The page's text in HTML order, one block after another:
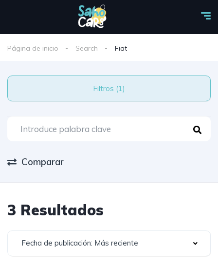
Página de inicio Search Fiat
Filtros (1)
Comparar
3 Resultados
Fecha de publicación: Más reciente